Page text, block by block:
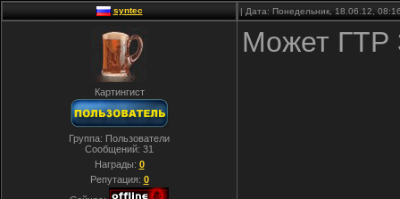
syntec | Дата: Понедельник, 18.06.12,
Картингист
Группа: Пользователи
Сообщений: 31
Награды: 0
Репутация: 0
Может ГТР